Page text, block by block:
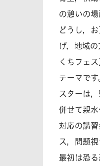
の憩いの
どうし，
げ，地域
くちフェ
テーマで
スターは
併せて親
対応の講
ス，問題
最初は恐